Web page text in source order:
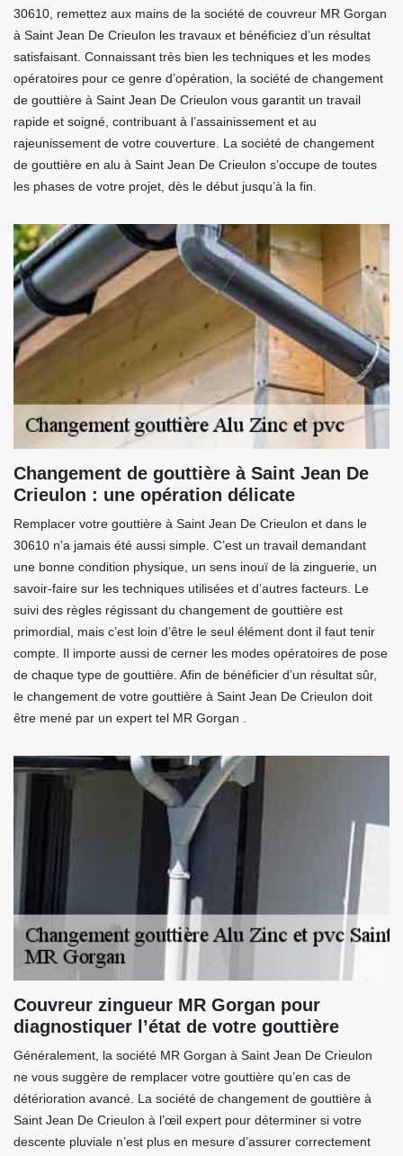
30610, remettez aux mains de la société de couvreur MR Gorgan
à Saint Jean De Crieulon les travaux et bénéficiez d’un résultat
satisfaisant. Connaissant très bien les techniques et les modes
opératoires pour ce genre d’opération, la société de changement
de gouttière à Saint Jean De Crieulon vous garantit un travail
rapide et soigné, contribuant à l’assainissement et au
rajeunissement de votre couverture. La société de changement
de gouttière en alu à Saint Jean De Crieulon s’occupe de toutes
les phases de votre projet, dès le début jusqu’à la fin.
Changement de gouttière à Saint Jean De
Crieulon : une opération délicate
Remplacer votre gouttière à Saint Jean De Crieulon et dans le
30610 n’a jamais été aussi simple. C’est un travail demandant
une bonne condition physique, un sens inouï de la zinguerie, un
savoir-faire sur les techniques utilisées et d’autres facteurs. Le
suivi des règles régissant du changement de gouttière est
primordial, mais c’est loin d’être le seul élément dont il faut tenir
compte. Il importe aussi de cerner les modes opératoires de pose
de chaque type de gouttière. Afin de bénéficier d’un résultat sûr,
le changement de votre gouttière à Saint Jean De Crieulon doit
être mené par un expert tel MR Gorgan .
Couvreur zingueur MR Gorgan pour
diagnostiquer l’état de votre gouttière
Généralement, la société MR Gorgan à Saint Jean De Crieulon
ne vous suggère de remplacer votre gouttière qu’en cas de
détérioration avancé. La société de changement de gouttière à
Saint Jean De Crieulon à l’œil expert pour déterminer si votre
descente pluviale n’est plus en mesure d’assurer correctement